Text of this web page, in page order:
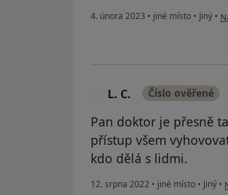
4. února 2023 • jiné místo • Jiný •
L. C. Číslo ověřené
Pan doktor je přesně
přístup všem
kdo dělá s lidmi.
12. srpna 2022 • jiné místo • Jiný •